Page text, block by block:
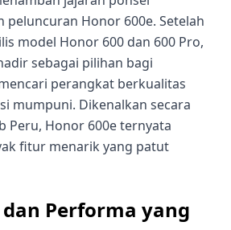
peluncuran Honor 600e. Setelah
model Honor 600 dan 600 Pro,
sebagai pilihan bagi
perangkat berkualitas
mumpuni. Dikenalkan secara
Peru, Honor 600e ternyata
fitur menarik yang patut
Performa yang